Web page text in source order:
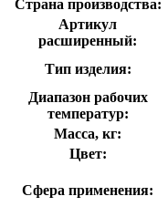
Страна производства:
Артикул
расширенный:
Тип изделия:
Диапазон рабочих
температур:
Масса, кг:
Цвет:
Сфера применения: